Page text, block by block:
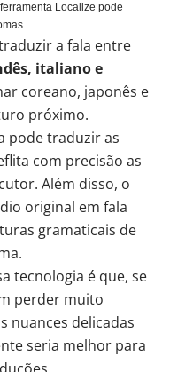
Localize pode
a fala entre
italiano e
coreano, japonês e
próximo.
pode traduzir as
com precisão as
Além disso, o
original em fala
gramaticais de
tecnologia é que, se
perder muito
nuances delicadas
seria melhor para